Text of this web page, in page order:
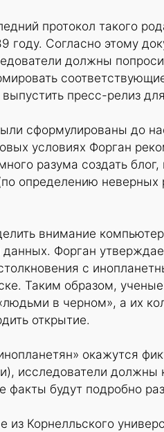
протокол такого
году. Согласно этому
должны
пресс-релиз
сформулированы до
условиях Форган
разума создать
определению неверных
внимание
данных. Форган
с
Таким образом,
в черном», а их
открытие.
окажутся
исследователи должны
факты будут подробно
из Корнелльского